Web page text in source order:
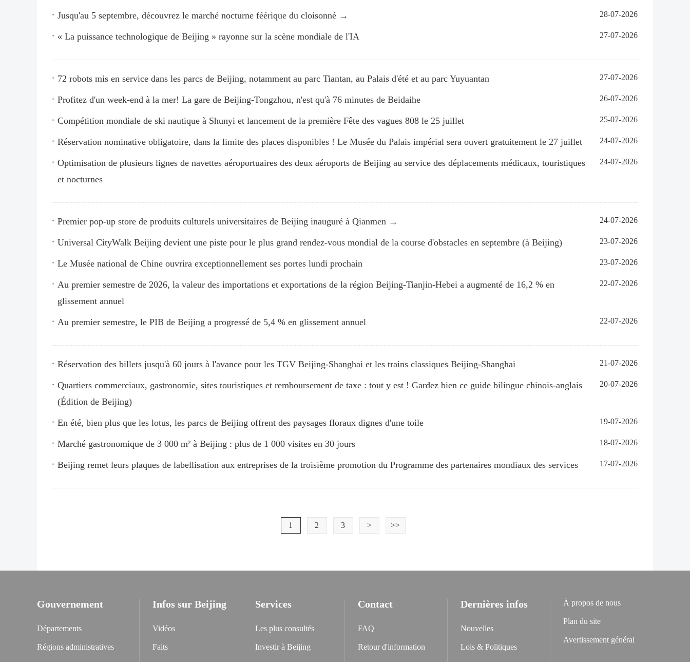
Jusqu'au 5 septembre, découvrez le marché nocturne féérique du cloisonné → 28-07-2026
« La puissance technologique de Beijing » rayonne sur la scène mondiale de l'IA 27-07-2026
72 robots mis en service dans les parcs de Beijing, notamment au parc Tiantan, au Palais d'été et au parc Yuyuantan 27-07-2026
Profitez d'un week-end à la mer! La gare de Beijing-Tongzhou, n'est qu'à 76 minutes de Beidaihe 26-07-2026
Compétition mondiale de ski nautique à Shunyi et lancement de la première Fête des vagues 808 le 25 juillet 25-07-2026
Réservation nominative obligatoire, dans la limite des places disponibles ! Le Musée du Palais impérial sera ouvert gratuitement le 27 juillet 24-07-2026
Optimisation de plusieurs lignes de navettes aéroportuaires des deux aéroports de Beijing au service des déplacements médicaux, touristiques
et nocturnes
24-07-2026
Premier pop-up store de produits culturels universitaires de Beijing inauguré à Qianmen → 24-07-2026
Universal CityWalk Beijing devient une piste pour le plus grand rendez-vous mondial de la course d'obstacles en septembre (à Beijing) 23-07-2026
Le Musée national de Chine ouvrira exceptionnellement ses portes lundi prochain 23-07-2026
Au premier semestre de 2026, la valeur des importations et exportations de la région Beijing-Tianjin-Hebei a augmenté de 16,2 % en
glissement annuel
22-07-2026
Au premier semestre, le PIB de Beijing a progressé de 5,4 % en glissement annuel 22-07-2026
Réservation des billets jusqu'à 60 jours à l'avance pour les TGV Beijing-Shanghai et les trains classiques Beijing-Shanghai 21-07-2026
Quartiers commerciaux, gastronomie, sites touristiques et remboursement de taxe : tout y est ! Gardez bien ce guide bilingue chinois-anglais
(Édition de Beijing)
20-07-2026
En été, bien plus que les lotus, les parcs de Beijing offrent des paysages floraux dignes d'une toile 19-07-2026
Marché gastronomique de 3 000 m² à Beijing : plus de 1 000 visites en 30 jours 18-07-2026
Beijing remet leurs plaques de labellisation aux entreprises de la troisième promotion du Programme des partenaires mondiaux des services 17-07-2026
1 2 3 > >>
Gouvernement
Départements
Régions administratives
Infos sur Beijing
Vidéos
Faits
Services
Les plus consultés
Investir à Beijing
Contact
FAQ
Retour d'information
Dernières infos
Nouvelles
Lois & Politiques
À propos de nous
Plan du site
Avertissement général